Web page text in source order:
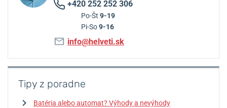
+420 252 252 306
Po-Št 9-19
Pi-So9-16
info@helveti.sk
Tipy z poradne
Batéria alebo automat? Výhody a nevýhody